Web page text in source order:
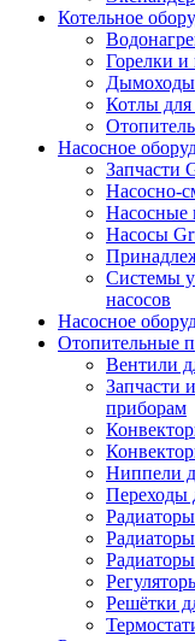
Котельное
Горелки
Дымоходы
Котлы для
Насосное
Запчасти
Насосно-
Насосные
Насосы
Системы
насосов
Насосное
Отопительные
Вентили
Запчасти
приборам
Ниппели
Переходы
Решётки